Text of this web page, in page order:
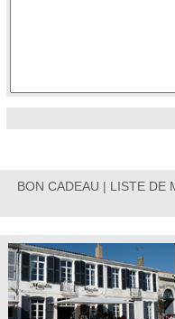
BON CADEAU | LISTE DE